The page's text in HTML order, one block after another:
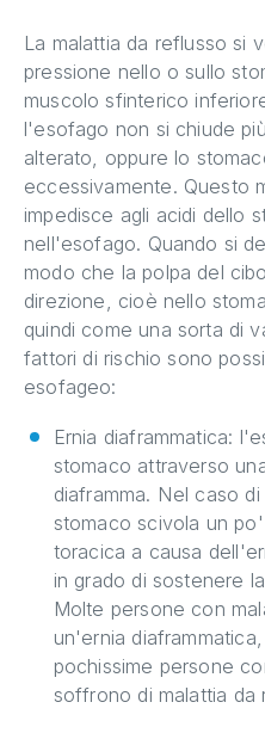
La malattia da reflusso si
pressione nello o sullo
muscolo sfinterico
l'esofago non si chiude
alterato, oppure lo
eccessivamente. Questo
impedisce agli acidi dello
nell'esofago. Quando si
modo che la polpa del
direzione, cioè nello
quindi come una sorta di
fattori di rischio sono
esofageo:
Ernia diaframmatica:
stomaco attraverso
diaframma. Nel caso
stomaco scivola un
toracica a causa
in grado di sostenere
Molte persone con
un'ernia
pochissime persone
soffrono di malattia da